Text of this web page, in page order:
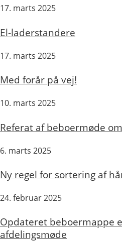
17. marts 2025
El-laderstandere
17. marts 2025
Med forår på vej!
10. marts 2025
Referat af beboermøde
6. marts 2025
Ny regel for sortering af
24. februar 2025
Opdateret beboermappe
afdelingsmøde